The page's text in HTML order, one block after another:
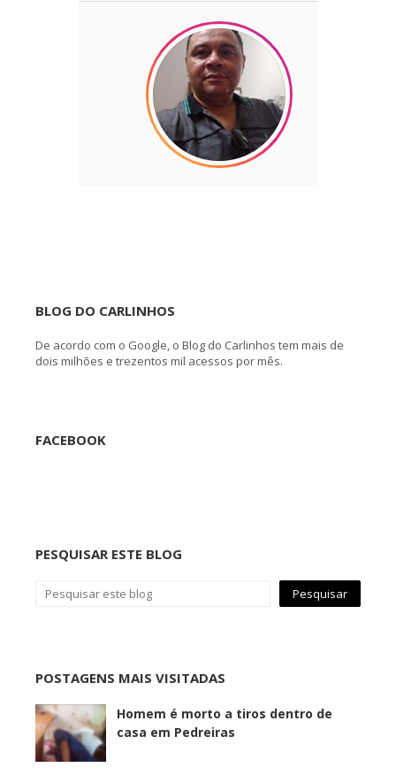
BLOG DO CARLINHOS
De acordo com o Google, o Blog do Carlinhos tem mais de
dois milhões e trezentos mil acessos por mês.
FACEBOOK
PESQUISAR ESTE BLOG
POSTAGENS MAIS VISITADAS
Homem é morto a tiros dentro de
casa em Pedreiras